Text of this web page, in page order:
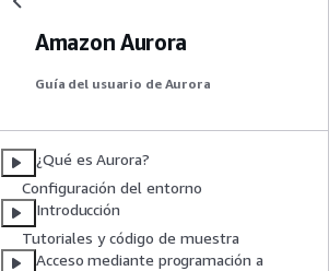
Amazon Aurora
Guía del usuario de Aurora
¿Qué es Aurora?
Configuración del entorno
Introducción
Tutoriales y código de muestra
Acceso mediante programación a